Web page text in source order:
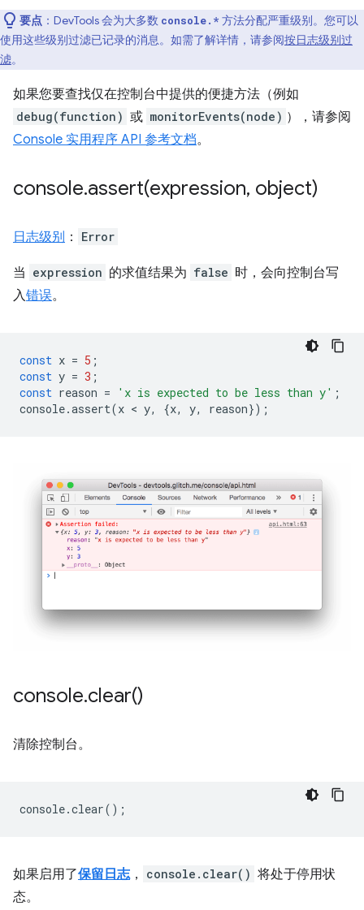
要点 ：DevTools 会为大多数 console.* 方法分配严重级别。您可以
使用这些级别过滤已记录的消息。如需了解详情，请参阅按日志级别过
滤。
如果您要查找仅在控制台中提供的便捷方法（例如
debug(function) 或 monitorEvents(node) ），请参阅
Console 实用程序 API 参考文档。
console.assert(expression, object)
日志级别 ： Error
当 expression 的求值结果为 false 时，会向控制台写
入错误。
const x = 5 ;
const y = 3 ;
const reason = 'x is expected to be less than y' ;
console.assert(x < y, {x, y, reason});
console.clear()
清除控制台。
console.clear();
如果启用了保留日志， console.clear() 将处于停用状
态。